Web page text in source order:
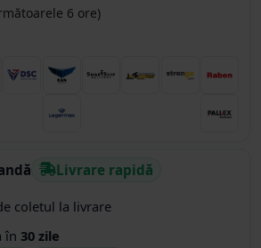
6 ore)
Livrare rapidă
coletul la livrare
în 30 zile